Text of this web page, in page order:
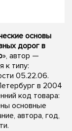
основы
дорог в
», автор —
к типу:
05.22.06.
в 2004
код товара:
основные
автора, год,